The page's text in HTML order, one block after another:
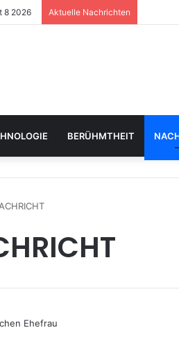
8 2026 Aktuelle Nachrichten
BERÜHMTHEIT